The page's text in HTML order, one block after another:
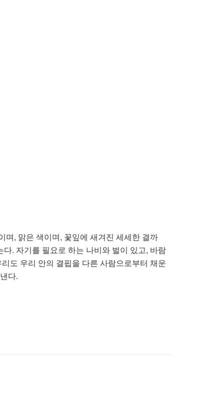
며, 맑은 색이며, 꽃잎에 새겨진 세세한 결까
. 자기를 필요로 하는 나비와 벌이 있고, 바람
도 우리 안의 결핍을 다른 사람으로부터 채운
다.